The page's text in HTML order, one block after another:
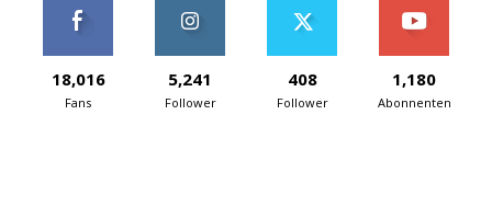
18,016
Fans
5,241
Follower
408
Follower
1,180
Abonnenten